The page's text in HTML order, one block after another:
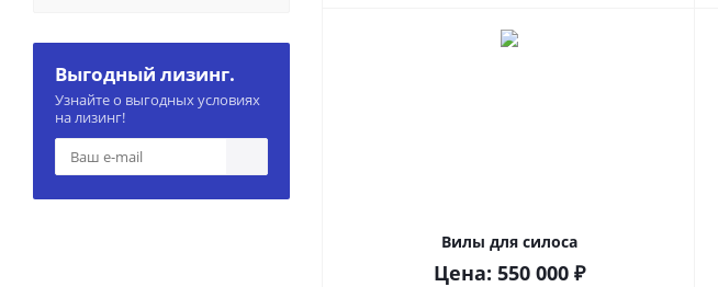
Вилы для силоса
Цена: 550 000 ₽
Выгодный лизинг.
Узнайте о выгодных условиях
на лизинг!